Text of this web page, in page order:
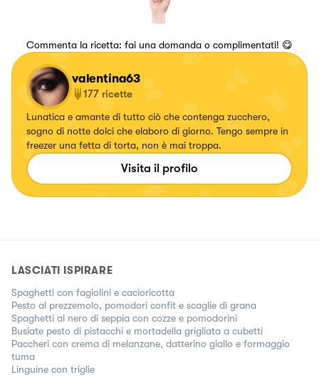
Commenta la ricetta: fai una domanda o complimentati! 😋
valentina63
177 ricette
Lunatica e amante di tutto ciò che contenga zucchero,
sogno di notte dolci che elaboro di giorno. Tengo sempre in
freezer una fetta di torta, non è mai troppa.
Visita il profilo
LASCIATI ISPIRARE
Spaghetti con fagiolini e cacioricotta
Pesto al prezzemolo, pomodori confit e scaglie di grana
Spaghetti al nero di seppia con cozze e pomodorini
Busiate pesto di pistacchi e mortadella grigliata a cubetti
Paccheri con crema di melanzane, datterino giallo e formaggio
tuma
Linguine con triglie